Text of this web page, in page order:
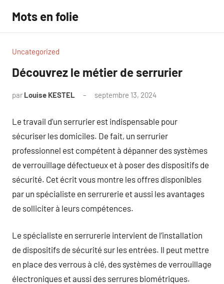
contenu
Mots en folie
Uncategorized
Découvrez le métier de serrurier
par Louise KESTEL septembre 13, 2024
Le travail d’un serrurier est indispensable pour
sécuriser les domiciles. De fait, un serrurier
professionnel est compétent à dépanner des systèmes
de verrouillage défectueux et à poser des dispositifs de
sécurité. Cet écrit vous montre les offres disponibles
par un spécialiste en serrurerie et aussi les avantages
de solliciter à leurs compétences.
Le spécialiste en serrurerie intervient de l’installation
de dispositifs de sécurité sur les entrées. Il peut mettre
en place des verrous à clé, des systèmes de verrouillage
électroniques et aussi des serrures biométriques.